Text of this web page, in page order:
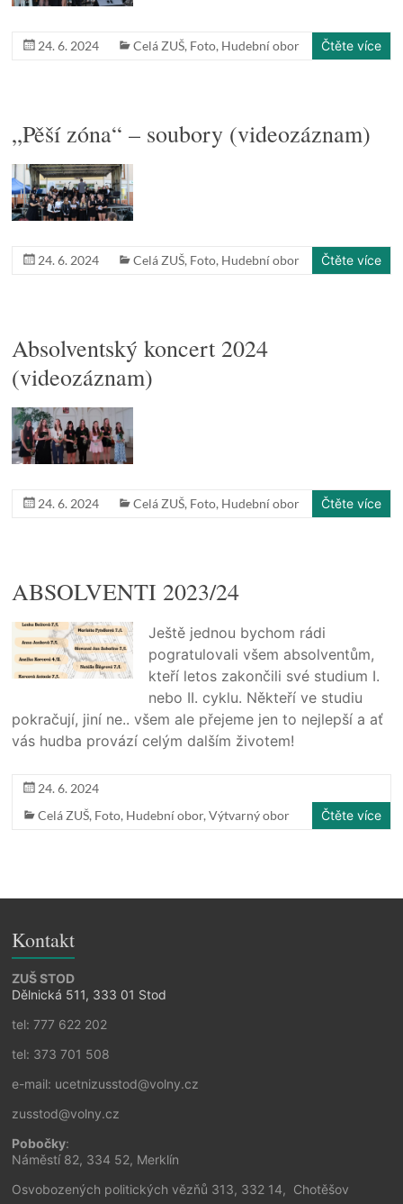
24. 6. 2024 Celá ZUŠ, Foto, Hudební obor Čtěte více
„Pěší zóna“ – soubory (videozáznam)
24. 6. 2024 Celá ZUŠ, Foto, Hudební obor Čtěte více
Absolventský koncert 2024
(videozáznam)
24. 6. 2024 Celá ZUŠ, Foto, Hudební obor Čtěte více
ABSOLVENTI 2023/24
Ještě jednou bychom rádi
pogratulovali všem absolventům,
kteří letos zakončili své studium I.
nebo II. cyklu. Někteří ve studiu
pokračují, jiní ne.. všem ale přejeme jen to nejlepší a ať
vás hudba provází celým dalším životem!
24. 6. 2024
Celá ZUŠ, Foto, Hudební obor,Výtvarný obor Čtěte více
Kontakt
ZUŠ STOD
Dělnická 511, 333 01 Stod
tel: 777 622 202
tel: 373 701 508
e-mail: ucetnizusstod@volny.cz
zusstod@volny.cz
Pobočky:
Náměstí 82, 334 52, Merklín
Osvobozených politických vězňů 313, 332 14, Chotěšov